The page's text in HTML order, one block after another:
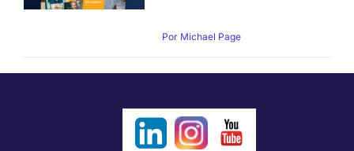
Por Michael Page